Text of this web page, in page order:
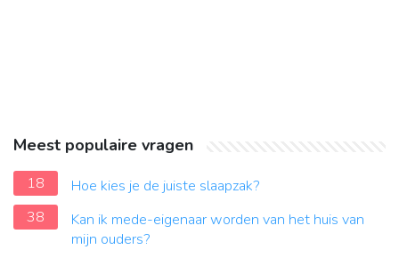
Meest populaire vragen
18
Hoe kies je de juiste slaapzak?
38
Kan ik mede-eigenaar worden van het huis van
mijn ouders?